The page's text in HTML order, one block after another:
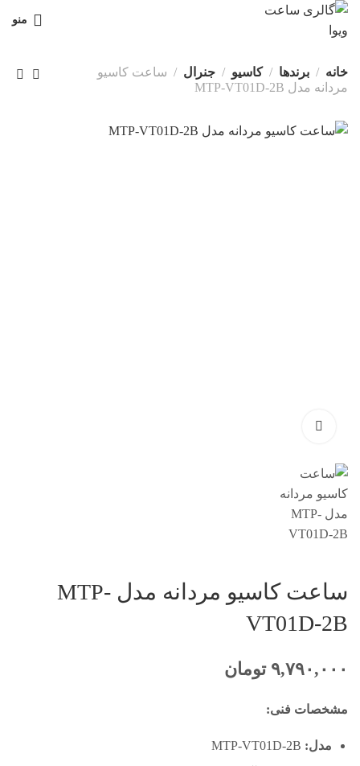
منو
خانه برندها کاسیو جنرال
ساعت کاسیو
مردانه مدل MTP-VT01D-2B
ساعت کاسیو مردانه مدل MTP-
VT01D-2B
۹,۷۹۰,۰۰۰ تومان
مشخصات فنی:
مدل: